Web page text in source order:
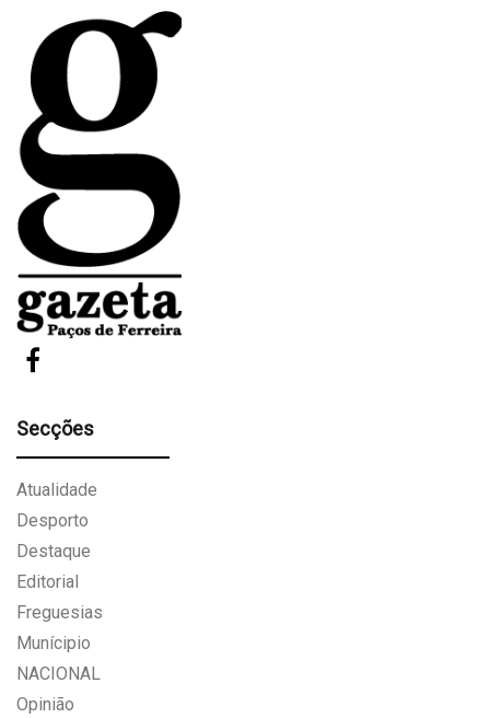
Secções
Atualidade
Desporto
Destaque
Editorial
Freguesias
Munícipio
NACIONAL
Opinião